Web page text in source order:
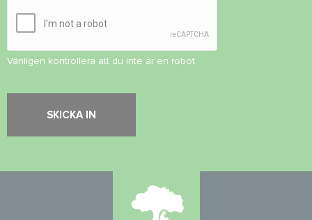
Vänligen kontrollera att du inte är en robot.